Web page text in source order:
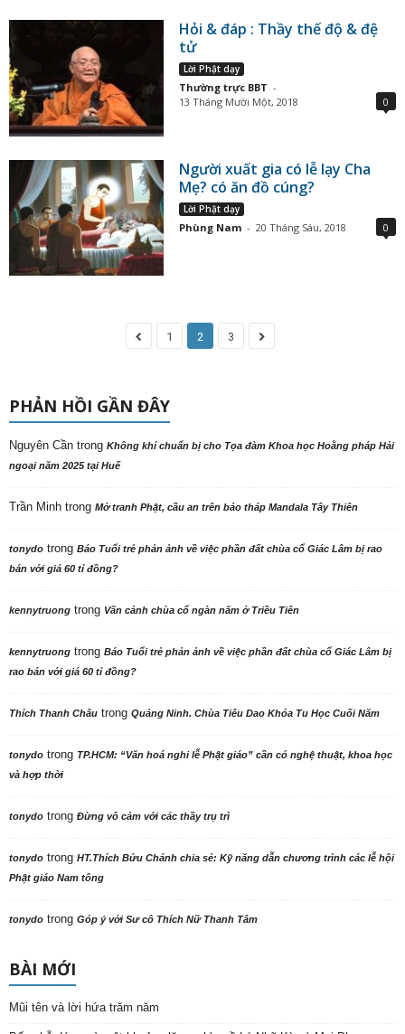
Hỏi & đáp : Thầy thế độ & đệ
tử
Lời Phật dạy
Thường trực BBT -
13 Tháng Mười Một, 2018
0
Người xuất gia có lễ lạy Cha
Mẹ? có ăn đồ cúng?
Lời Phật dạy
Phùng Nam - 20 Tháng Sáu, 2018 0
1 2 3
PHẢN HỒI GẦN ĐÂY
Nguyên Cần trong Không khí chuẩn bị cho Tọa đàm Khoa học Hoằng pháp Hải
ngoại năm 2025 tại Huế
Trần Minh trong Mở tranh Phật, cầu an trên bảo tháp Mandala Tây Thiên
tonydo trong Báo Tuổi trẻ phản ảnh về việc phần đất chùa cổ Giác Lâm bị rao
bán với giá 60 tỉ đồng?
kennytruong trong Vãn cảnh chùa cổ ngàn năm ở Triều Tiên
kennytruong trong Báo Tuổi trẻ phản ảnh về việc phần đất chùa cổ Giác Lâm bị
rao bán với giá 60 tỉ đồng?
Thích Thanh Châu trong Quảng Ninh. Chùa Tiêu Dao Khóa Tu Học Cuối Năm
tonydo trong TP.HCM: “Văn hoá nghi lễ Phật giáo” cần có nghệ thuật, khoa học
và hợp thời
tonydo trong Đừng vô cảm với các thầy trụ trì
tonydo trong HT.Thích Bửu Chánh chia sẻ: Kỹ năng dẫn chương trình các lễ hội
Phật giáo Nam tông
tonydo trong Góp ý với Sư cô Thích Nữ Thanh Tâm
BÀI MỚI
Mũi tên và lời hứa trăm năm